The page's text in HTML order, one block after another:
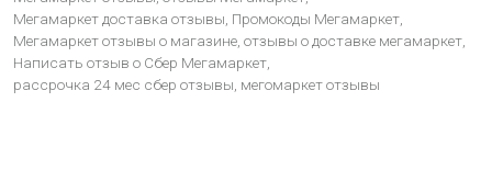
Мегамаркет доставка отзывы, Промокоды Мегамаркет,
Мегамаркет отзывы о магазине, отзывы о доставке мегамаркет,
Написать отзыв о Сбер Мегамаркет,
рассрочка 24 мес сбер отзывы, мегомаркет отзывы